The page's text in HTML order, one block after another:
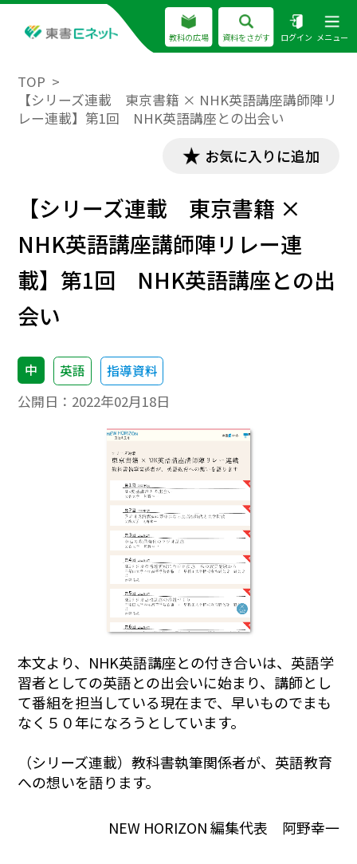
教科の広場 資料をさがす ログイン メニュー
TOP
【シリーズ連載 東京書籍 × NHK英語講座講師陣リ
レー連載】第1回 NHK英語講座との出会い
お気に入りに追加
【シリーズ連載 東京書籍 ×
NHK英語講座講師陣リレー連
載】第1回 NHK英語講座との出
会い
中 英語 指導資料
公開日： 2022年02月18日
本文より、 NHK英語講座との付き合いは、英語学
習者としての英語との出会いに始まり、講師とし
て番組を担当している現在まで、早いものでまも
なく５０年になろうとしています。
（シリーズ連載）教科書執筆関係者が、英語教育
への想いを語ります。
NEW HORIZON 編集代表 阿野幸一